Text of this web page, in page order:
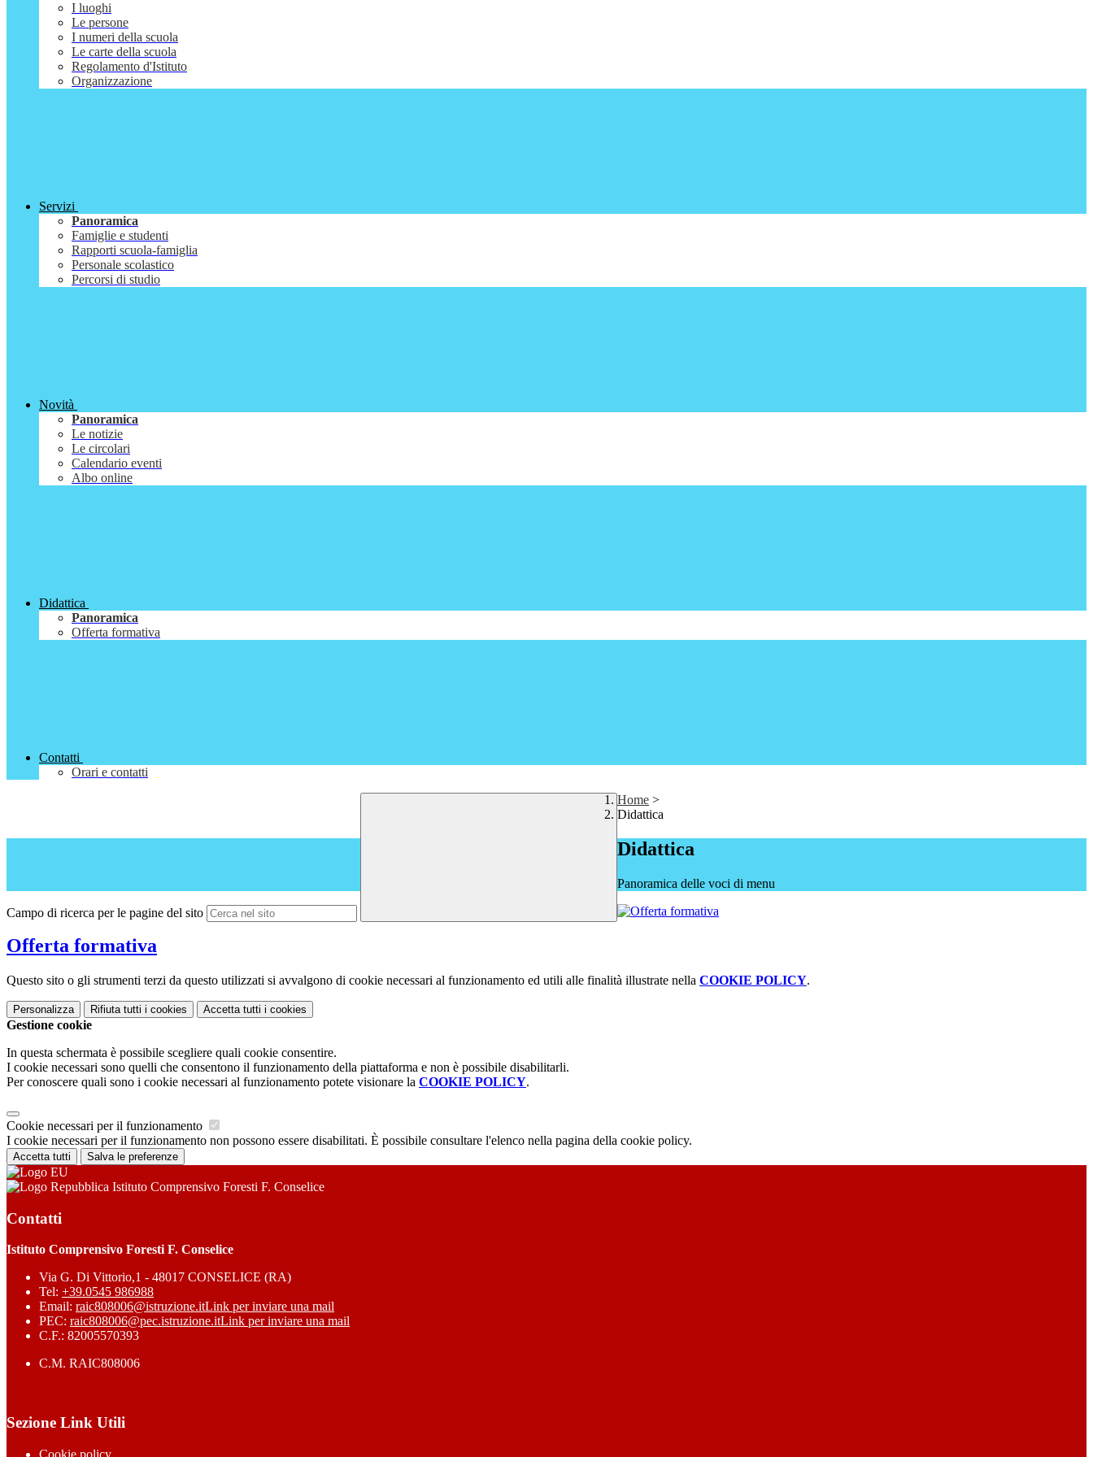
I luoghi
Le persone
I numeri della scuola
Le carte della scuola
Regolamento d'Istituto
Organizzazione
Servizi
Panoramica
Famiglie e studenti
Rapporti scuola-famiglia
Personale scolastico
Percorsi di studio
Novità
Panoramica
Le notizie
Le circolari
Calendario eventi
Albo online
Didattica
Panoramica
Offerta formativa
Contatti
Orari e contatti
Campo di ricerca per le pagine del sito
Home >
Didattica
Didattica
Panoramica delle voci di menu
Offerta formativa
Questo sito o gli strumenti terzi da questo utilizzati si avvalgono di cookie necessari al funzionamento ed utili alle finalità illustrate nella COOKIE POLICY.
Personalizza Rifiuta tutti i cookies Accetta tutti i cookies
Gestione cookie
In questa schermata è possibile scegliere quali cookie consentire.
I cookie necessari sono quelli che consentono il funzionamento della piattaforma e non è possibile disabilitarli.
Per conoscere quali sono i cookie necessari al funzionamento potete visionare la COOKIE POLICY.
Cookie necessari per il funzionamento
I cookie necessari per il funzionamento non possono essere disabilitati. È possibile consultare l'elenco nella pagina della cookie policy.
Accetta tutti Salva le preferenze
Istituto Comprensivo Foresti F. Conselice
Contatti
Istituto Comprensivo Foresti F. Conselice
Via G. Di Vittorio,1 - 48017 CONSELICE (RA)
Tel: +39.0545 986988
Email: raic808006@istruzione.itLink per inviare una mail
PEC: raic808006@pec.istruzione.itLink per inviare una mail
C.F.: 82005570393
C.M. RAIC808006
Sezione Link Utili
Cookie policy